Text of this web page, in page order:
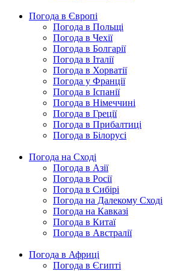
Погода в Європі
Погода в Польщі
Погода в Чехії
Погода в Болгарії
Погода в Італії
Погода в Хорватії
Погода у Франції
Погода в Іспанії
Погода в Німеччині
Погода в Греції
Погода в Прибалтиці
Погода в Білорусі
Погода на Сході
Погода в Азії
Погода в Росії
Погода в Сибірі
Погода на Далекому Сході
Погода на Кавказі
Погода в Китаї
Погода в Австралії
Погода в Африці
Погода в Єгипті